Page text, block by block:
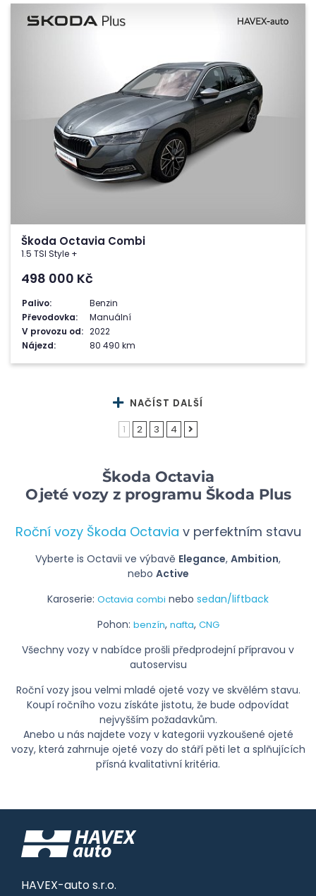
Škoda Octavia Combi
1.5 TSI Style +
498 000 Kč
Palivo:
Benzin
Převodovka:
Manuální
V provozu od: 2022
Nájezd:
80 490 km
NAČÍST DALŠÍ
1
2 3 4
Škoda Octavia
Ojeté vozy z programu Škoda Plus
Roční vozy Škoda Octavia v perfektním stavu
Vyberte is Octavii ve výbavě Elegance, Ambition,
nebo Active
Karoserie: Octavia combi nebo sedan/liftback
Pohon: benzín, nafta, CNG
Všechny vozy v nabídce prošli předprodejní přípravou v
autoservisu
Roční vozy jsou velmi mladé ojeté vozy ve skvělém stavu.
Koupí ročního vozu získáte jistotu, že bude odpovídat
nejvyšším požadavkům.
Anebo u nás najdete vozy v kategorii vyzkoušené ojeté
vozy, která zahrnuje ojeté vozy do stáří pěti let a splňujících
přísná kvalitativní kritéria.
HAVEX-auto s.r.o.